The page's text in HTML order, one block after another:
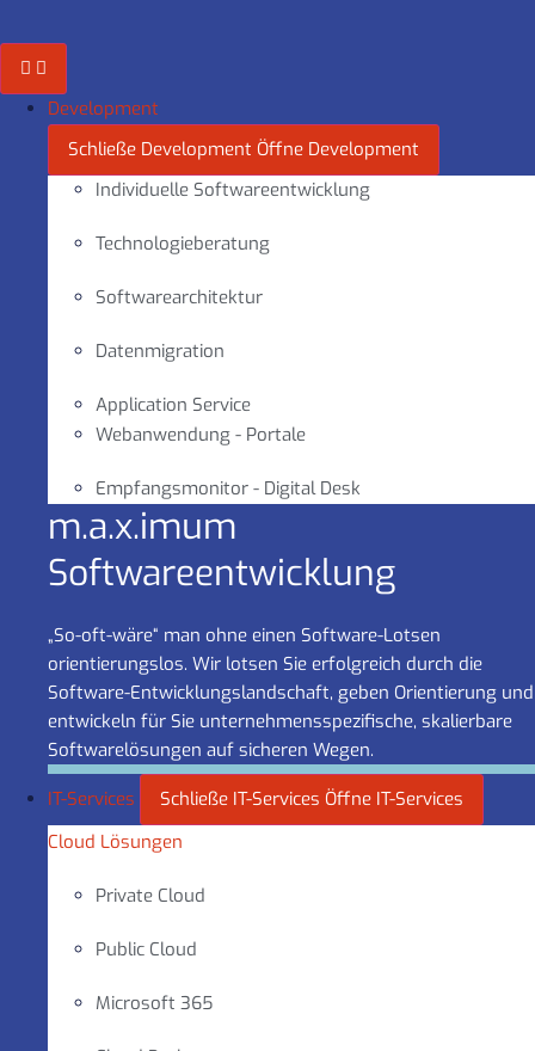
Inhalt
springen
Development
Schließe Development Öffne Development
Individuelle Softwareentwicklung
Technologieberatung
Softwarearchitektur
Datenmigration
Application Service
Webanwendung - Portale
Empfangsmonitor - Digital Desk
m.a.x.imum
Software­entwicklung
„So-oft-wäre“ man ohne einen Software-Lotsen
orientierungslos. Wir lotsen Sie erfolgreich durch die
Software-Entwicklungslandschaft, geben Orientierung und
entwickeln für Sie unternehmensspezifische, skalierbare
Softwarelösungen auf sicheren Wegen.
IT-Services Schließe IT-Services Öffne IT-Services
Cloud Lösungen
Private Cloud
Public Cloud
Microsoft 365